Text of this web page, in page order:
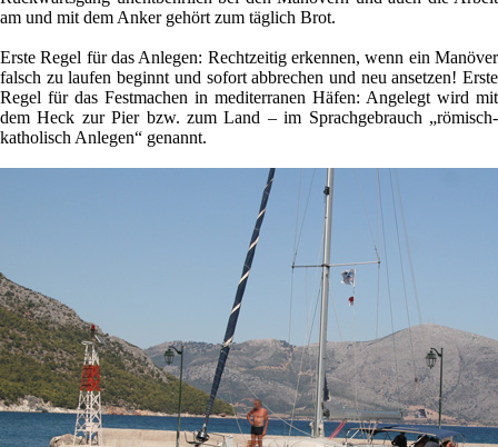
am und mit dem Anker gehört zum täglich Brot.
Erste Regel für das Anlegen: Rechtzeitig erkennen, wenn ein Manöver
falsch zu laufen beginnt und sofort abbrechen und neu ansetzen! Erste
Regel für das Festmachen in mediterranen Häfen: Angelegt wird mit
dem Heck zur Pier bzw. zum Land – im Sprachgebrauch „römisch-
katholisch Anlegen“ genannt.